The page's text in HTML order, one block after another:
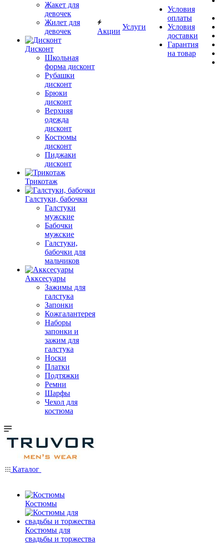
Жакет для
девочек
Жилет для
девочек
Дисконт
Школьная
форма дисконт
Рубашки
дисконт
Брюки
дисконт
Верхняя
одежда
дисконт
Костюмы
дисконт
Пиджаки
дисконт
Трикотаж
Галстуки, бабочки
Галстуки
мужские
Бабочки
мужские
Галстуки,
бабочки для
мальчиков
Акксесуары
Зажимы для
галстука
Запонки
Кожгалантерея
Наборы
запонки и
зажим для
галстука
Носки
Платки
Подтяжки
Ремни
Шарфы
Чехол для
костюма
Акции
Услуги
Условия
оплаты
Условия
доставки
Гарантия
на товар
Каталог
Костюмы
Костюмы для
свадьбы и торжества